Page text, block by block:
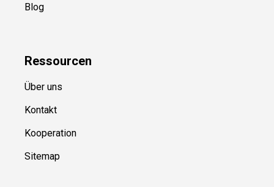
Blog
Ressourcen
Über uns
Kontakt
Kooperation
Sitemap